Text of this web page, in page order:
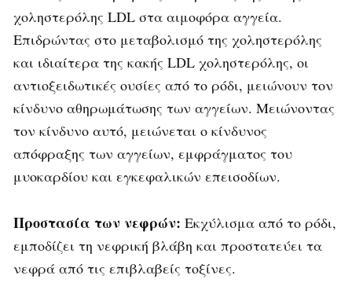
χοληστερόλης LDL στα αιμοφόρα αγγεία.
Επιδρώντας στο μεταβολισμό της χοληστερόλης
και ιδιαίτερα της κακής LDL χοληστερόλης, οι
αντιοξειδωτικές ουσίες από το ρόδι, μειώνουν τον
κίνδυνο αθηρωμάτωσης των αγγείων. Μειώνοντας
τον κίνδυνο αυτό, μειώνεται ο κίνδυνος
απόφραξης των αγγείων, εμφράγματος του
μυοκαρδίου και εγκεφαλικών επεισοδίων.
Προστασία των νεφρών: Εκχύλισμα από το ρόδι,
εμποδίζει τη νεφρική βλάβη και προστατεύει τα
νεφρά από τις επιβλαβείς τοξίνες.